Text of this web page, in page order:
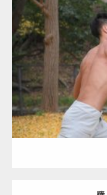
Category: 公園のマ
ダウンロード